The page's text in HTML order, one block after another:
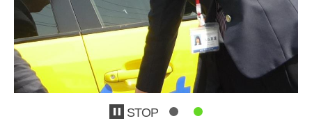
STOP